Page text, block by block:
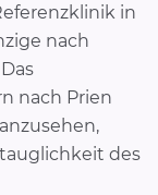
in
nach
nach Prien
des